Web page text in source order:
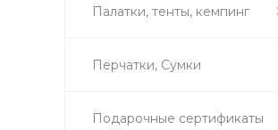
Палатки, тенты, кемпинг
Перчатки, Сумки
Подарочные сертификаты